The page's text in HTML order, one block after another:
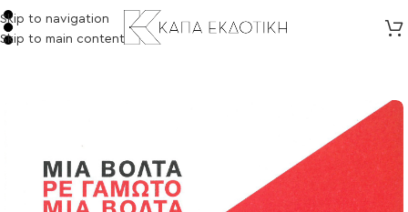
Skip to navigation
Skip to main content